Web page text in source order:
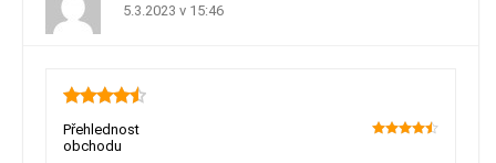
5.3.2023 v 15:46
4.5
Přehlednost
obchodu